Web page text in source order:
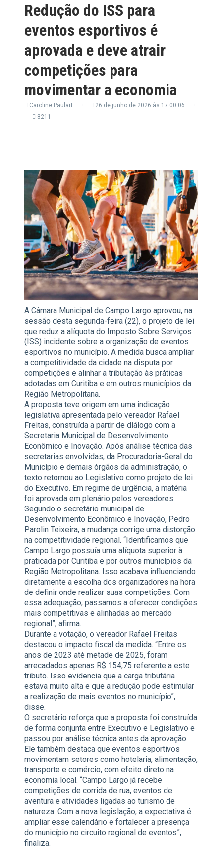
Redução do ISS para
eventos esportivos é
aprovada e deve atrair
competições para
movimentar a economia
Caroline Paulart
26 de junho de 2026 às 17:00:06
8211
A Câmara Municipal de Campo Largo aprovou, na
sessão desta segunda-feira (22), o projeto de lei
que reduz a alíquota do Imposto Sobre Serviços
(ISS) incidente sobre a organização de eventos
esportivos no município. A medida busca ampliar
a competitividade da cidade na disputa por
competições e alinhar a tributação às práticas
adotadas em Curitiba e em outros municípios da
Região Metropolitana.
A proposta teve origem em uma indicação
legislativa apresentada pelo vereador Rafael
Freitas, construída a partir de diálogo com a
Secretaria Municipal de Desenvolvimento
Econômico e Inovação. Após análise técnica das
secretarias envolvidas, da Procuradoria-Geral do
Município e demais órgãos da administração, o
texto retornou ao Legislativo como projeto de lei
do Executivo. Em regime de urgência, a matéria
foi aprovada em plenário pelos vereadores.
Segundo o secretário municipal de
Desenvolvimento Econômico e Inovação, Pedro
Parolin Teixeira, a mudança corrige uma distorção
na competitividade regional. “Identificamos que
Campo Largo possuía uma alíquota superior à
praticada por Curitiba e por outros municípios da
Região Metropolitana. Isso acabava influenciando
diretamente a escolha dos organizadores na hora
de definir onde realizar suas competições. Com
essa adequação, passamos a oferecer condições
mais competitivas e alinhadas ao mercado
regional”, afirma.
Durante a votação, o vereador Rafael Freitas
destacou o impacto fiscal da medida. “Entre os
anos de 2023 até metade de 2025, foram
arrecadados apenas R$ 154,75 referente a este
tributo. Isso evidencia que a carga tributária
estava muito alta e que a redução pode estimular
a realização de mais eventos no município”,
disse.
O secretário reforça que a proposta foi construída
de forma conjunta entre Executivo e Legislativo e
passou por análise técnica antes da aprovação.
Ele também destaca que eventos esportivos
movimentam setores como hotelaria, alimentação,
transporte e comércio, com efeito direto na
economia local. “Campo Largo já recebe
competições de corrida de rua, eventos de
aventura e atividades ligadas ao turismo de
natureza. Com a nova legislação, a expectativa é
ampliar esse calendário e fortalecer a presença
do município no circuito regional de eventos”,
finaliza.